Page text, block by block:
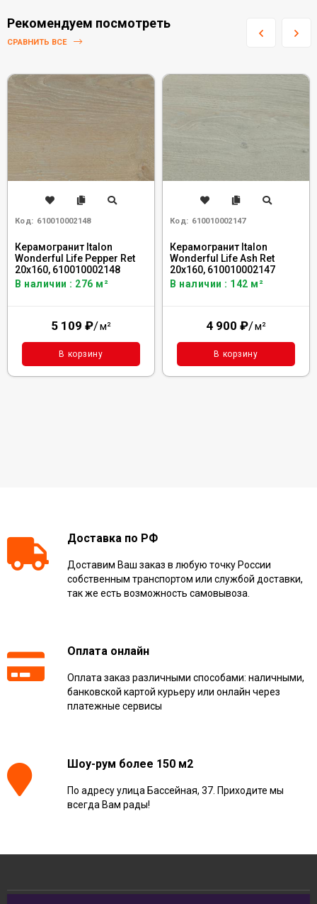
Рекомендуем посмотреть
СРАВНИТЬ ВСЕ
Код: 610010002148
Керамогранит Italon
Wonderful Life Pepper Ret
20x160, 610010002148
В наличии : 276 м²
5 109 ₽/м²
В корзину
Код: 610010002147
Керамогранит Italon
Wonderful Life Ash Ret
20x160, 610010002147
В наличии : 142 м²
4 900 ₽/м²
В корзину
Доставка по РФ
Доставим Ваш заказ в любую точку России
собственным транспортом или службой доставки,
так же есть возможность самовывоза.
Оплата онлайн
Оплата заказ различными способами: наличными,
банковской картой курьеру или онлайн через
платежные сервисы
Шоу-рум более 150 м2
По адресу улица Бассейная, 37. Приходите мы
всегда Вам рады!